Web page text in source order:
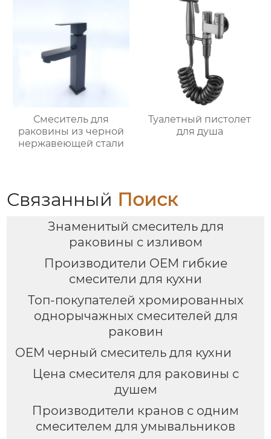
Смеситель для
раковины из черной
нержавеющей стали
Туалетный пистолет
для душа
Связанный Поиск
Знаменитый смеситель для
раковины с изливом
Производители OEM гибкие
смесители для кухни
Топ-покупателей хромированных
однорычажных смесителей для
раковин
OEM черный смеситель для кухни
Цена смесителя для раковины с
душем
Производители кранов с одним
смесителем для умывальников